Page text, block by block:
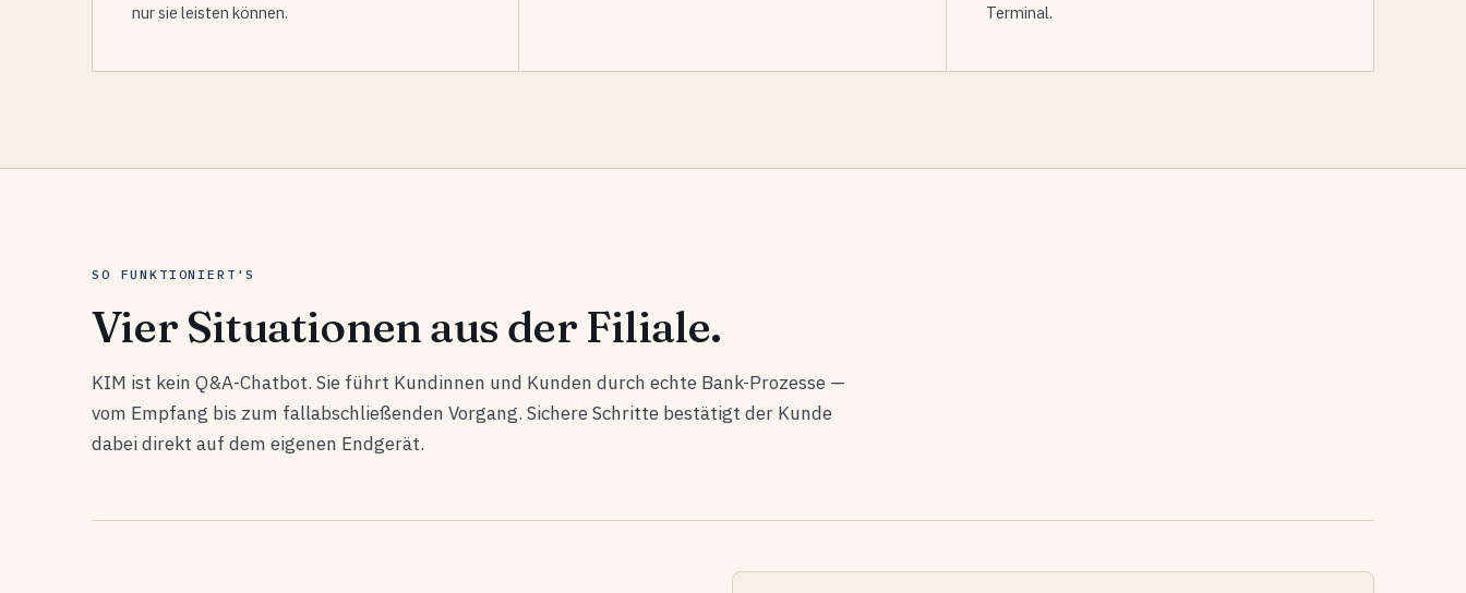
nur sie leisten können.
Terminal.
SO FUNKTIONIERT'S
Vier Situationen aus der Filiale.
KIM ist kein Q&A-Chatbot. Sie führt Kundinnen und Kunden durch echte Bank-Prozesse —
vom Empfang bis zum fallabschließenden Vorgang. Sichere Schritte bestätigt der Kunde
dabei direkt auf dem eigenen Endgerät.